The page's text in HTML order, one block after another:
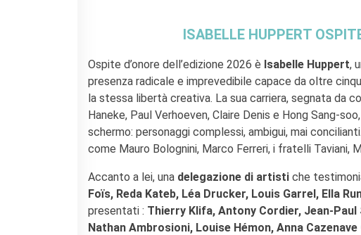
ISABELLE HUPPERT
Ospite d’onore dell’edizione 2026 è Isabelle Huppert,
presenza radicale e imprevedibile capace da oltre
la stessa libertà creativa. La sua carriera, segnata da
Haneke, Paul Verhoeven, Claire Denis e Hong Sang-
schermo: personaggi complessi, ambigui, mai
come Mauro Bolognini, Marco Ferreri, i fratelli Taviani,
Accanto a lei, una delegazione di artisti che
Foïs, Reda Kateb, Léa Drucker, Louis Garrel, Ella
presentati : Thierry Klifa, Antony Cordier, Jean-
Nathan Ambrosioni, Louise Hémon, Anna